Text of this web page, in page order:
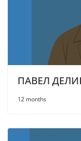
ПАВЕЛ
12 months